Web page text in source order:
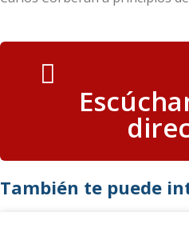
También te puede